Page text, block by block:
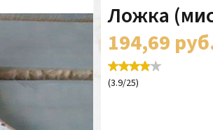
Ложка
194,69
(3.9/25)